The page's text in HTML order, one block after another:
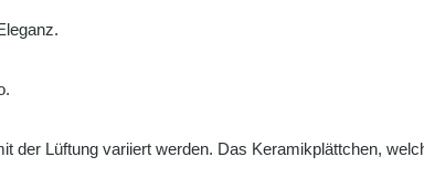
der Lüftung variiert werden. Das Keramikplättchen,